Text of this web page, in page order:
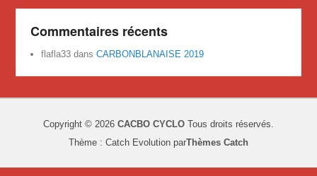
Commentaires récents
flafla33 dansCARBONBLANAISE 2019
Copyright © 2026 CACBO CYCLO Tous droits réservés.
Thème : Catch Evolution parThèmes Catch